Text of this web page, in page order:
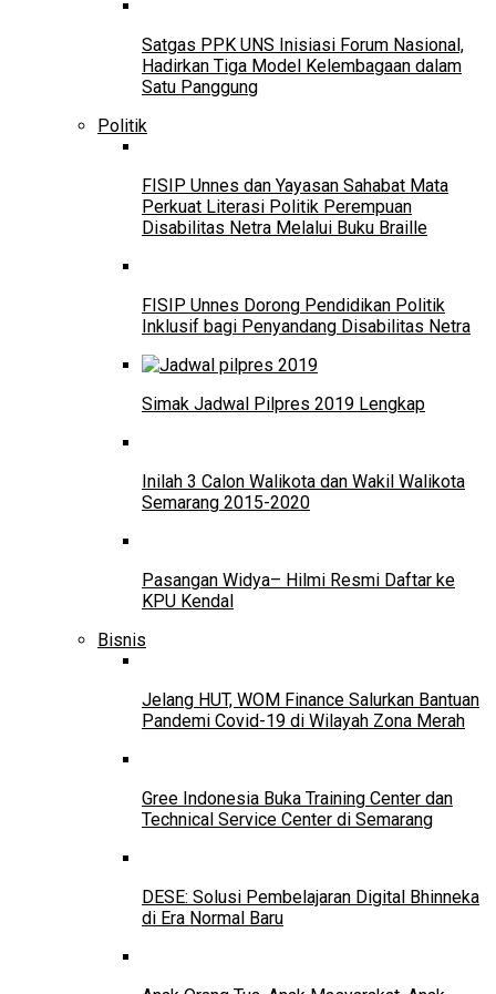
Satgas PPK UNS Inisiasi Forum Nasional,
Hadirkan Tiga Model Kelembagaan dalam
Satu Panggung
Politik
FISIP Unnes dan Yayasan Sahabat Mata
Perkuat Literasi Politik Perempuan
Disabilitas Netra Melalui Buku Braille
FISIP Unnes Dorong Pendidikan Politik
Inklusif bagi Penyandang Disabilitas Netra
Simak Jadwal Pilpres 2019 Lengkap
Inilah 3 Calon Walikota dan Wakil Walikota
Semarang 2015-2020
Pasangan Widya– Hilmi Resmi Daftar ke
KPU Kendal
Bisnis
Jelang HUT, WOM Finance Salurkan Bantuan
Pandemi Covid-19 di Wilayah Zona Merah
Gree Indonesia Buka Training Center dan
Technical Service Center di Semarang
DESE: Solusi Pembelajaran Digital Bhinneka
di Era Normal Baru